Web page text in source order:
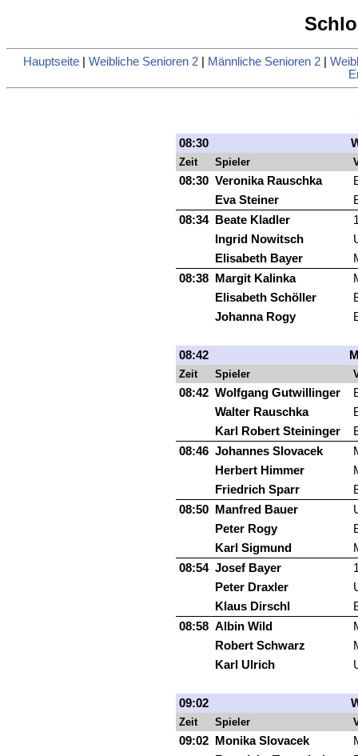
Hauptseite| Weibliche Senioren 2| Männliche Senioren 2|
08:30
Zeit Spieler
08:30 Veronika Rauschka
Eva Steiner
08:34
Beate Kladler
Ingrid Nowitsch
Elisabeth Bayer
08:38
Margit Kalinka
Elisabeth Schöller
Johanna Rogy
08:42
Zeit Spieler
08:42 Wolfgang Gutwillinger
Walter Rauschka
Karl Robert Steininger
08:46 Johannes Slovacek
Herbert Himmer
Friedrich Sparr
08:50
Manfred Bauer
Peter Rogy
Karl Sigmund
08:54 Josef Bayer
Peter Draxler
Klaus Dirschl
08:58 Albin Wild
Robert Schwarz
Karl Ulrich
09:02
Zeit Spieler
09:02 Monika Slovacek